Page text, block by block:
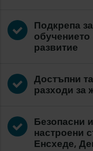
Подкрепа
обучението
развитие
Достъпни
разходи за
Безопасни
настроени
Енсхеде,